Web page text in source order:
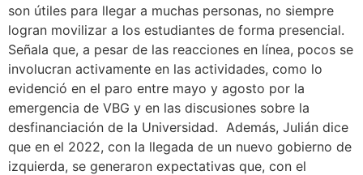
son útiles para llegar a muchas personas, no siempre
logran movilizar a los estudiantes de forma presencial.
Señala que, a pesar de las reacciones en línea, pocos se
involucran activamente en las actividades, como lo
evidenció en el paro entre mayo y agosto por la
emergencia de VBG y en las discusiones sobre la
desfinanciación de la Universidad. Además, Julián dice
que en el 2022, con la llegada de un nuevo gobierno de
izquierda, se generaron expectativas que, con el